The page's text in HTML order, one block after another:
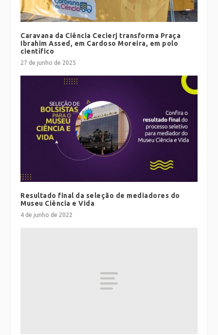
Caravana da Ciência Cecierj transforma Praça
Ibrahim Assed, em Cardoso Moreira, em polo
científico
27 de junho de 2025
Resultado final da seleção de mediadores do
Museu Ciência e Vida
4 de junho de 2022